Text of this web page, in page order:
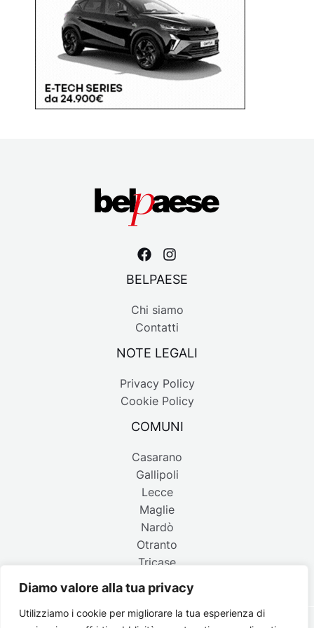
Diamo valore alla tua privacy
Utilizziamo i cookie per migliorare la tua esperienza di
BELPAESE
Chi siamo
Contatti
NOTE LEGALI
Privacy Policy
Cookie Policy
COMUNI
Casarano
Gallipoli
Lecce
Maglie
Nardò
Otranto
Tricase